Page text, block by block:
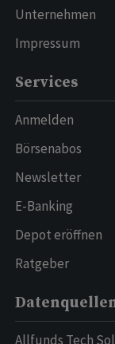
Unternehmen
Impressum
Services
Anmelden
Börsenabos
Newsletter
E-Banking
Depot eröffnen
Ratgeber
Allfunds Tech